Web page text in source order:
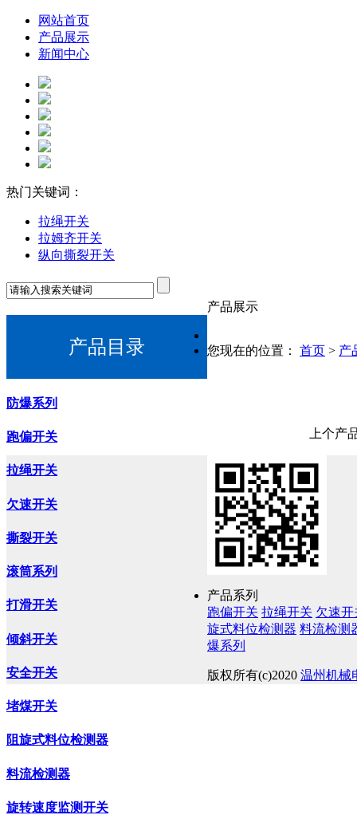
网站首页
产品展示
新闻中心
热门关键词：
拉绳开关
拉姆齐开关
纵向撕裂开关
产品目录
防爆系列
跑偏开关
拉绳开关
欠速开关
撕裂开关
滚筒系列
打滑开关
倾斜开关
安全开关
堵煤开关
阻旋式料位检测器
料流检测器
旋转速度监测开关
产品展示
您现在的位置： 首页 > 产
上个产
产品系列
跑偏开关 拉绳开关 欠速开
旋式料位检测器 料流检测
爆系列
版权所有(c)2020 温州机械